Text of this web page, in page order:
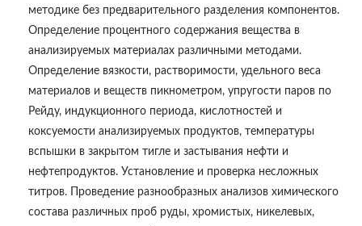
методике без предварительного разделения компонентов.
Определение процентного содержания вещества в
анализируемых материалах различными методами.
Определение вязкости, растворимости, удельного веса
материалов и веществ пикнометром, упругости паров по
Рейду, индукционного периода, кислотностей и
коксуемости анализируемых продуктов, температуры
вспышки в закрытом тигле и застывания нефти и
нефтепродуктов. Установление и проверка несложных
титров. Проведение разнообразных анализов химического
состава различных проб руды, хромистых, никелевых,